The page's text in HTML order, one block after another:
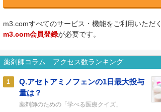
m3.comすべてのサービス・機能をご利用いただく
m3.com会員登録が必要です。
薬剤師コラム アクセス数ランキング
1
Q.アセトアミノフェンの1日最大投与
量は？
薬剤師のための「学べる医療クイズ」